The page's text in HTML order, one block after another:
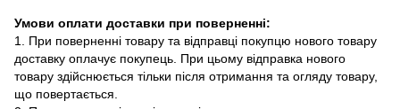
Умови оплати доставки при поверненні:
1. При поверненні товару та відправці покупцю нового товару
доставку оплачує покупець. При цьому відправка нового
товару здійснюється тільки після отримання та огляду товару,
що повертається.